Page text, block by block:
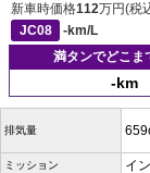
新車時価格112万円(税
JC08
-km/L
満タンでどこま
-km
排気量
ミッション イ